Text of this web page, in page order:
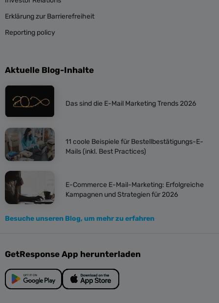
Erklärung zur Barrierefreiheit
Reporting policy
Aktuelle Blog-Inhalte
Das sind die E-Mail Marketing Trends 2026
11 coole Beispiele für Bestellbestätigungs-E-
Mails (inkl. Best Practices)
E-Commerce E-Mail-Marketing: Erfolgreiche
Kampagnen und Strategien für 2026
Besuche unseren Blog, um mehr zu erfahren
GetResponse App herunterladen